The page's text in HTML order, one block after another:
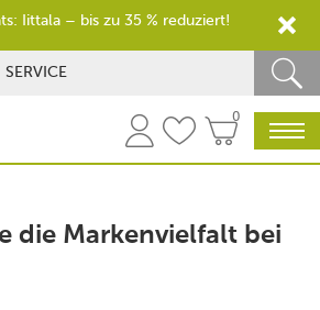
SERVICE
0
die Markenvielfalt bei
Iittala – bis zu 35 % reduziert!